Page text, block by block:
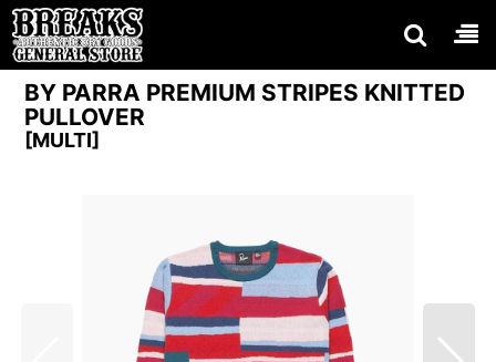
BY PARRA PREMIUM STRIPES KNITTED
PULLOVER
[MULTI]